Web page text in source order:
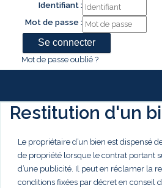
Identifiant :
Mot de passe :
Mot de passe oublié ?
Restitution d'un
Le propriétaire d’un bien est dispensé
de propriété lorsque le contrat portant
d’une publicité. Il peut en réclamer la
conditions fixées par décret en conseil